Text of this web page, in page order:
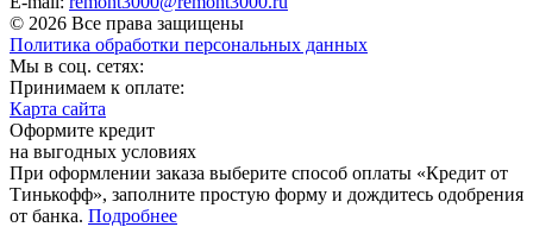
© 2026 Все права защищены
Политика обработки персональных данных
Мы в соц. сетях:
Принимаем к оплате:
Карта сайта
Оформите кредит
на выгодных условиях
При оформлении заказа выберите способ оплаты «Кредит от
Тинькофф», заполните простую форму и дождитесь одобрения
от банка. Подробнее